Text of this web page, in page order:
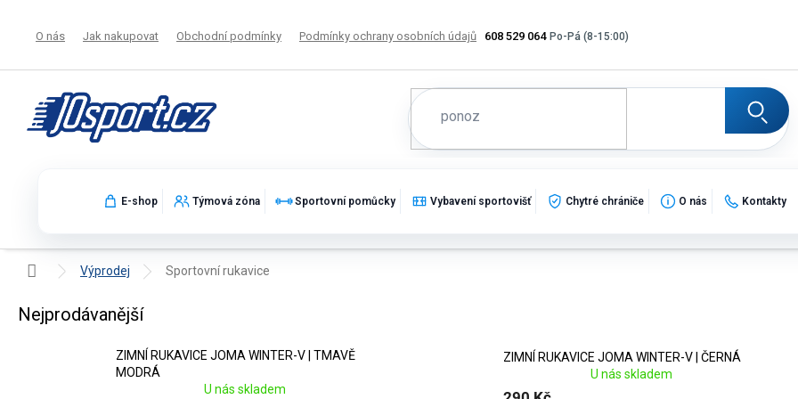
608 529 064
O nás Jak nakupovat Obchodní podmínky Podmínky ochrany osobních údajů Výměna, vrácení a reklamace zboží
E-shop Týmová zóna Sportovní pomůcky Vybavení sportovišť Chytré chrániče O nás Kontakty
Domů Výprodej Sportovní rukavice
Sportovní rukavice ve výprodeji
Nejprodávanější
ZIMNÍ RUKAVICE JOMA WINTER-V | TMAVĚ
MODRÁ
U nás skladem
ZIMNÍ RUKAVICE JOMA WINTER-V | ČERNÁ
U nás skladem